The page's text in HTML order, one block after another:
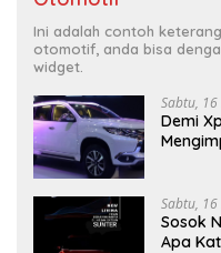
Ini adalah contoh
otomotif, anda bisa
widget.
Sabtu,
Demi
Sabtu,
Sosok
Apa